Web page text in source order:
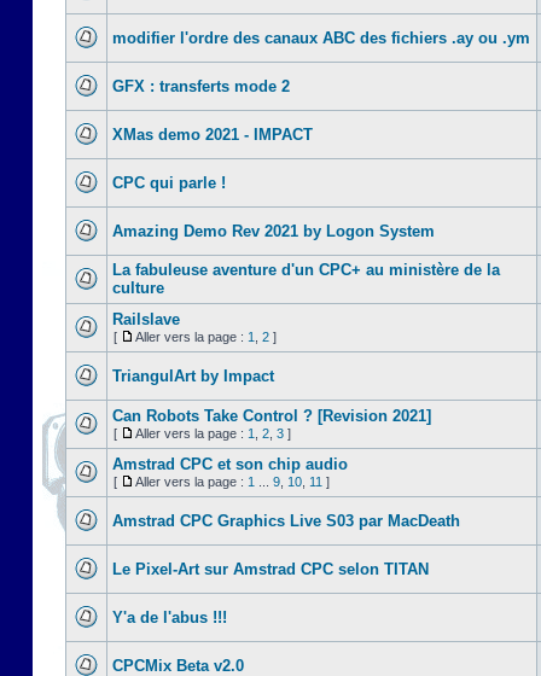
modifier l'ordre des canaux ABC des fichiers .ay ou .ym
GFX : transferts mode 2
XMas demo 2021 - IMPACT
CPC qui parle !
Amazing Demo Rev 2021 by Logon System
La fabuleuse aventure d'un CPC+ au ministère de la
culture
Railslave
[ Aller vers la page : 1 2 ]
TriangulArt by Impact
Can Robots Take Control ? [Revision 2021]
[ Aller vers la page : 1 2 3 ]
Amstrad CPC et son chip audio
[ Aller vers la page : 1 9 10 11 ]
Amstrad CPC Graphics Live S03 par MacDeath
Le Pixel-Art sur Amstrad CPC selon TITAN
Y'a de l'abus !!!
CPCMix Beta v2.0